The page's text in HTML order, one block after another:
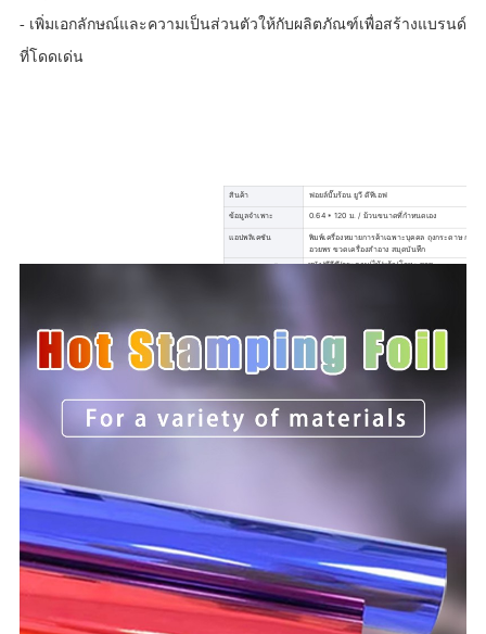
- เพิ่มเอกลักษณ์และความเป็นส่วนตัวให้กับผลิตภัณฑ์เพื่อสร้างแบรนด์
ที่โดดเด่น
สินค้า ฟอยล์ปั๊มร้อน ยูวี ดีทีเอฟ
ข้อมูลจำเพาะ 0.64 * 120 ม. / ม้วนขนาดที่กำหนดเอง
แอปพลิเคชัน พิมพ์เครื่องหมายการค้าเฉพาะบุคคล ถุงกระดาษ กล่อ
อวยพร ขวดเครื่องสำอาง สมุดบันทึก
ประเภทการสมัคร
หนัง/พีวีซี/กระดาษ/ไม้/แก้ว/โลหะ ฯลฯ